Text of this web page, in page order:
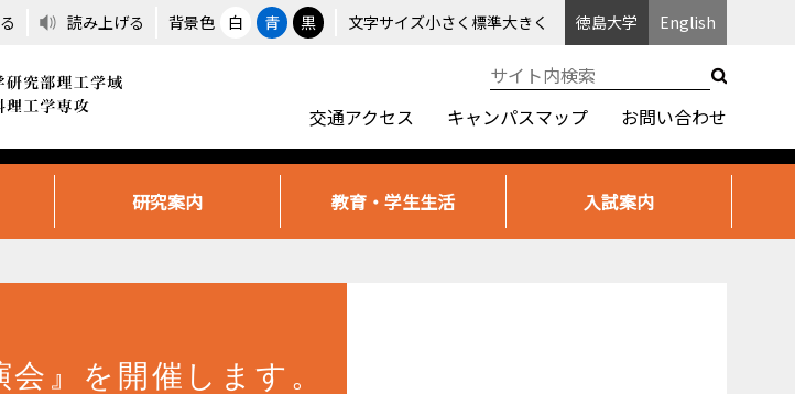
読み上げる 背景色 白 青 黒 文字サイズ小さく 標準大きく 徳島大学 English
交通アクセス キャンパスマップ お問い合わせ
研究案内 教育・学生生活 入試案内
』を開催します。